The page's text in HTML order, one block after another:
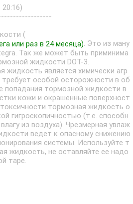
20:16)
(
или раз в 24 месяца). Это из ману
Так же может быть приминима
жидкости DOT-3.
жидкость является химически агр
особой осторожности в об
попадания тормозной жидкости в
кожи и окрашенные поверхност
тормозная жидкость о
гигроскопичностью (т.е. способн
из воздуха). Чрезмерная увлаж
ведет к опасному снижению
системы. Используйте т
жидкость, не оставляйте ее надо
таре.